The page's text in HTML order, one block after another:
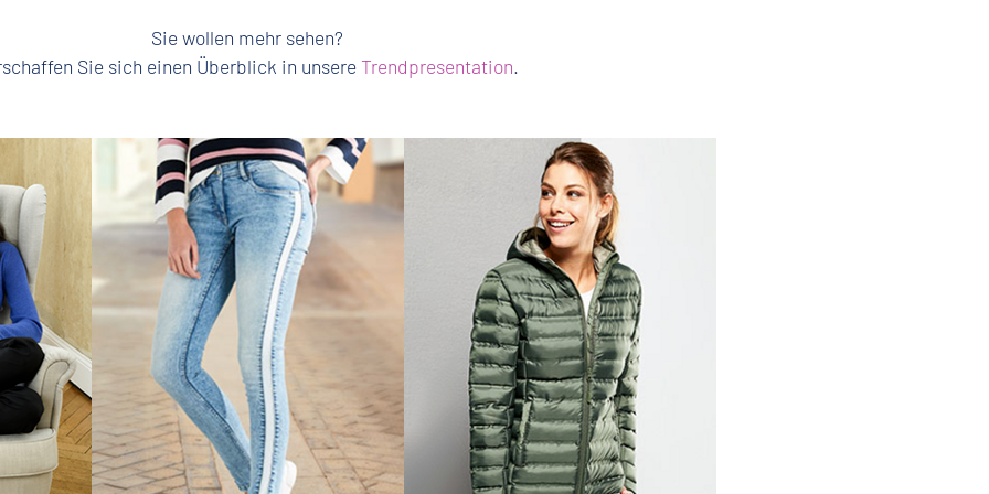
Sie wollen mehr sehen?
Sie sich einen Überblick in unsere Trendpresentation.